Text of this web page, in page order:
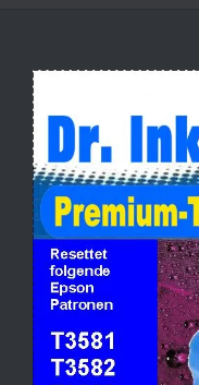
Zeige
grösseres
Bild